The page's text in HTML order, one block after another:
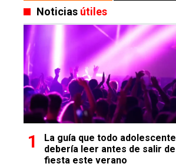
Noticias útiles
La guía que todo adolescente
debería leer antes de salir de
fiesta este verano